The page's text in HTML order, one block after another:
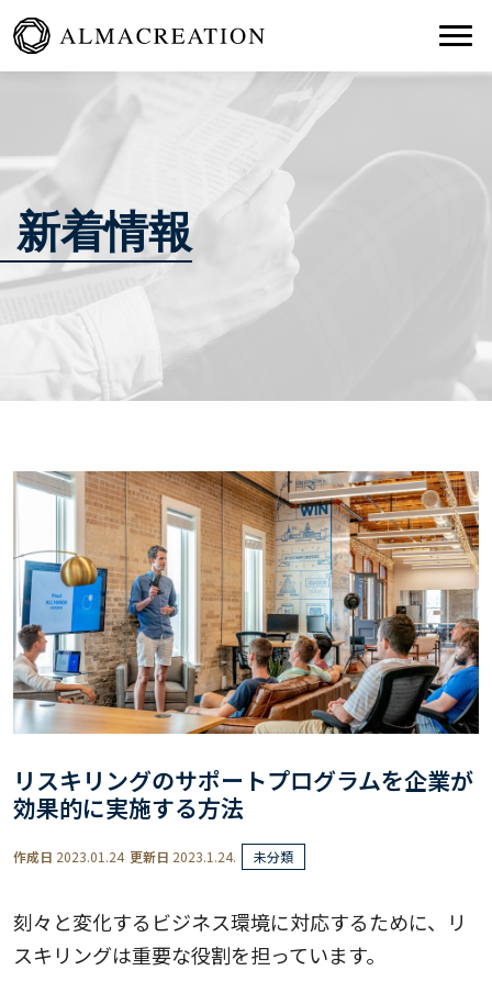
新着情報
リスキリングのサポートプログラムを企業が
効果的に実施する方法
作成日 2023.01.24 更新日 2023.1.24. 未分類
刻々と変化するビジネス環境に対応するために、リ
スキリングは重要な役割を担っています。